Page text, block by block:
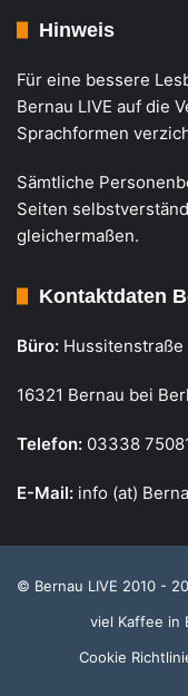
Hinweis
Für eine bessere
Bernau LIVE auf die
Sprachformen
Sämtliche
Seiten
gleichermaßen.
Kontaktdaten
Büro: Hussitenstraße
16321 Bernau bei
Telefon: 03338
E-Mail: info (at)
© Bernau LIVE 2010 -
viel Kaffee in
Cookie